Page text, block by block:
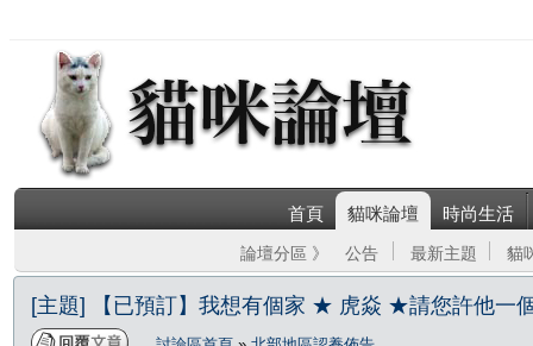
首頁 貓咪論壇 時尚生活
論壇分區 》 公告 最新主題 貓
[主題] 【已預訂】我想有個家 ★ 虎焱 ★請您許他一